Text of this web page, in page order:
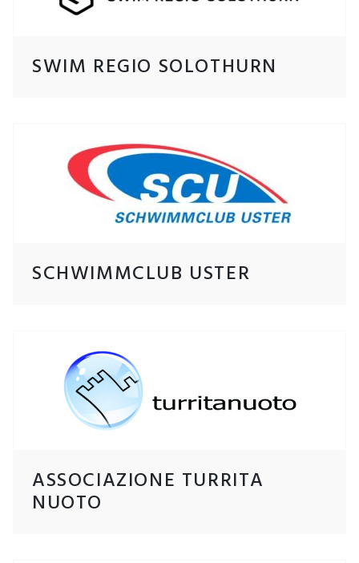
SWIM REGIO SOLOTHURN
SCHWIMMCLUB USTER
ASSOCIAZIONE TURRITA
NUOTO